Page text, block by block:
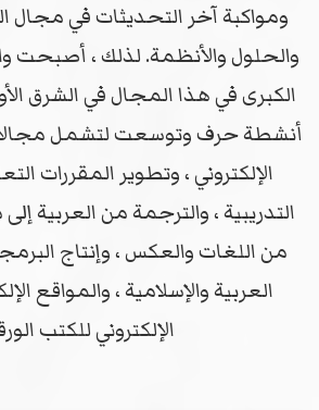
ومواكبة آخر التحديثات في مجال
والحلول والأنظمة. لذلك ، أصبحت
الكبرى في هذا المجال في الشرق
أنشطة حرف وتوسعت لتشمل
الإلكتروني ، وتطوير المقررات
التدريبية ، والترجمة من العربية
من اللغات والعكس ، وإنتاج
العربية والإسلامية ، والمواقع
الإلكتروني للكتب